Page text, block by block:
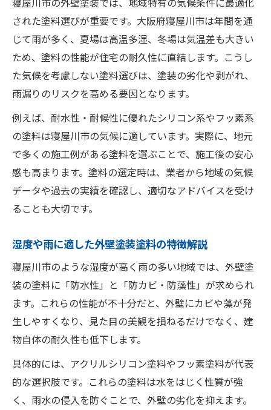
された塗料選びが重要です。大阪府寝屋川市は年間を通
じて雨が多く、夏場は高温多湿、冬場は気温差も大きい
ため、塗料の性能が住宅の耐久性に直結します。こうし
た気候を考慮しない塗料選びは、塗装の劣化や剥がれ、
雨漏りのリスクを高める要因となります。
例えば、耐水性・耐候性に優れたシリコン系やフッ素系
の塗料は寝屋川市の気候に適しています。実際に、地元
で多くの施工例がある塗料を選ぶことで、施工後の安心
感も高まります。塗料の選定時は、業者から地域の気候
データや過去の実績を確認し、適切なアドバイスを受け
ることも大切です。
湿度や雨に適した外壁塗装塗料の特徴解説
寝屋川市のような湿度が高く雨の多い地域では、外壁塗
装の塗料に「防水性」と「防カビ・防藻性」が求められ
ます。これらの性能が不十分だと、外壁にカビや藻が発
生しやすくなり、見た目の美観を損ねるだけでなく、建
物自体の耐久性も低下します。
具体的には、アクリルシリコン塗料やフッ素塗料が代表
的な選択肢です。これらの塗料は水をはじく性質が強
く、雨水の侵入を防ぐことで、外壁の劣化を抑えます。